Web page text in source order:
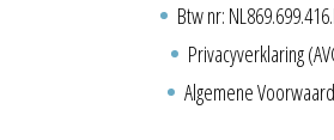
Btw nr:
Privacyverklaring
Algemene